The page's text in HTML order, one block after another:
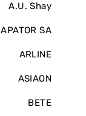
A.U. Shay
APATOR SA
ARLINE
ASIAON
BETE